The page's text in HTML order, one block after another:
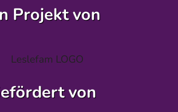
Projekt von
von